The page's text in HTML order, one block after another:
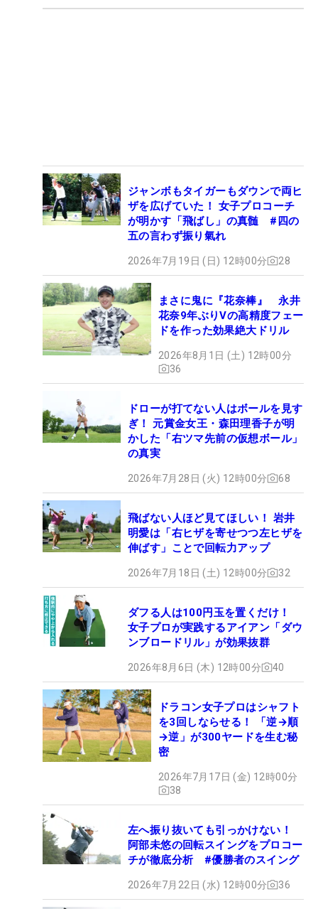
ジャンボもタイガーもダウンで両ヒ
ザを広げていた！ 女子プロコーチ
が明かす「飛ばし」の真髄 #四の
五の言わず振り氣れ
2026年7月19日 (日) 12時00分 28
まさに鬼に『花奈棒』 永井
花奈9年ぶりVの高精度フェー
ドを作った効果絶大ドリル
2026年8月1日 (土) 12時00分
36
ドローが打てない人はボールを見す
ぎ！ 元賞金女王・森田理香子が明
かした「右ツマ先前の仮想ボール」
の真実
2026年7月28日 (火) 12時00分 68
飛ばない人ほど見てほしい！ 岩井
明愛は「右ヒザを寄せつつ左ヒザを
伸ばす」ことで回転力アップ
2026年7月18日 (土) 12時00分 32
ダフる人は100円玉を置くだけ！
女子プロが実践するアイアン「ダウ
ンブロードリル」が効果抜群
2026年8月6日 (木) 12時00分 40
ドラコン女子プロはシャフト
を3回しならせる！ 「逆→順
→逆」が300ヤードを生む秘
密
2026年7月17日 (金) 12時00分
38
左へ振り抜いても引っかけない！
阿部未悠の回転スイングをプロコー
チが徹底分析 #優勝者のスイング
2026年7月22日 (水) 12時00分 36